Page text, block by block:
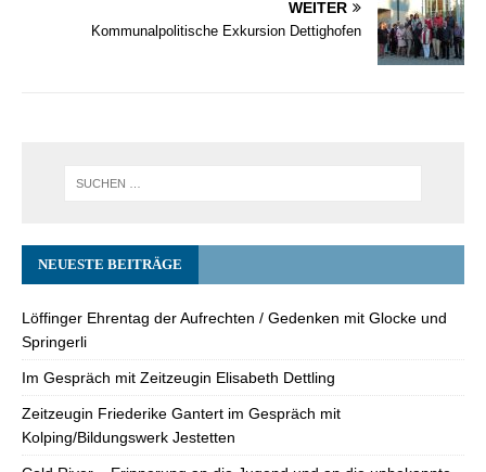
WEITER
Kommunalpolitische Exkursion Dettighofen
NEUESTE BEITRÄGE
Löffinger Ehrentag der Aufrechten / Gedenken mit Glocke und
Springerli
Im Gespräch mit Zeitzeugin Elisabeth Dettling
Zeitzeugin Friederike Gantert im Gespräch mit
Kolping/Bildungswerk Jestetten